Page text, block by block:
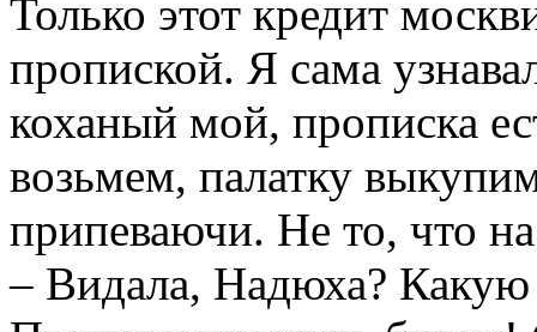
Только этот кредит
пропиской. Я сама
коханый мой, прописка
возьмем, палатку
припеваючи. Не то, что
– Видала, Надюха?